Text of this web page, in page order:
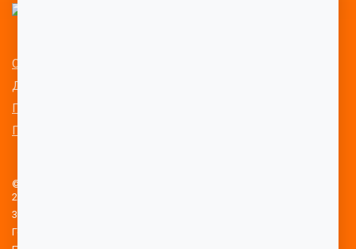
Сведения об образовательной организации
Дополнительное образование
Политика конфиденциальности
Положение о противодействии коррупции (PDF)
© АНПОО “Кубанский институт профессионального образования”,
2023
350042, Россия, г. Краснодар, ул. Садовая, д. 218
Горячая линия: +7 (800) 500-40-68 (звонок бесплатный)